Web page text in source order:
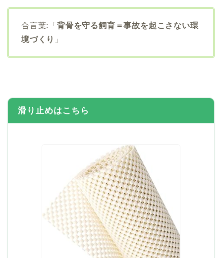
合言葉:「 背骨を守る飼育＝事故を起こさない環
境づくり 」
滑り止めはこちら